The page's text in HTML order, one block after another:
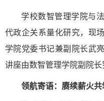
学校数智管理学院与
代政企关系量化研究，现
学院党委书记兼副院长武
讲座由数智管理学院副院长
领航寄语：赓续薪火